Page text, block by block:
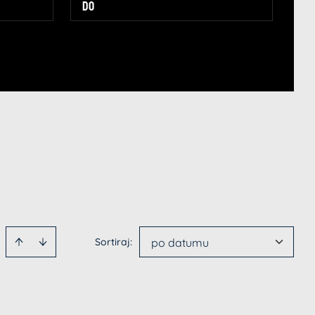
Sortiraj: po datumu